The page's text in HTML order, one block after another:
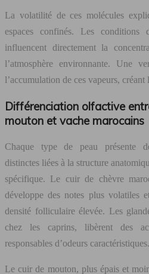
La volatilité de ces molécules
espaces confinés. Les conditions
influencent directement la
l’atmosphère environnante. Une
l’accumulation de ces vapeurs, créant
Différenciation olfactive
mouton et vache marocains
Chaque type de peau présente
distinctes liées à la structure
spécifique. Le cuir de chèvre
développe des notes plus volatiles
densité folliculaire élevée. Les
chez les caprins, libèrent des
responsables d’odeurs caractéristiques.
Le cuir de mouton, plus épais et